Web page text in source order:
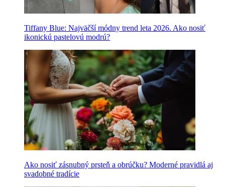
Tiffany Blue: Najväčší módny trend leta 2026. Ako nosiť
ikonickú pastelovú modrú?
Ako nosiť zásnubný prsteň a obrúčku? Moderné pravidlá aj
svadobné tradície